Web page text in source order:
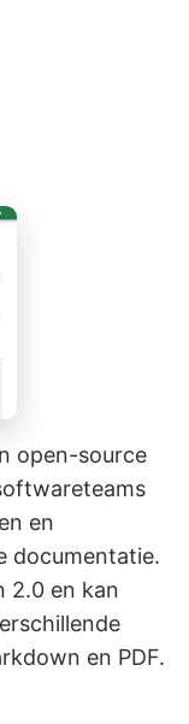
open-source
en
documentatie.
2.0 en kan
en PDF.